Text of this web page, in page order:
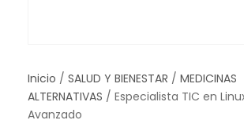
Inicio / SALUD Y BIENESTAR / MEDICINAS
ALTERNATIVAS / Especialista TIC en
Avanzado